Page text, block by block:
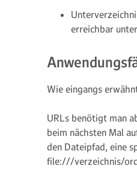
erreichbar
Wie eingangs
URLs benötigt man
beim nächsten Mal
den Dateipfad, eine
file:///verzeichnis/